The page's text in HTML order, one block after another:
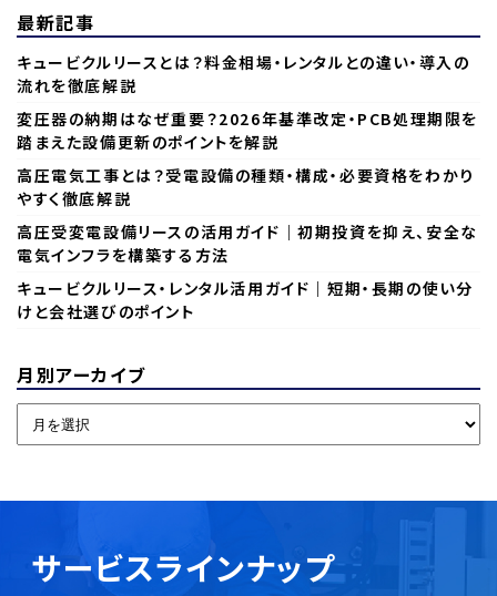
最新記事
キュービクルリースとは？料金相場・レンタルとの違い・導入の
流れを徹底解説
変圧器の納期はなぜ重要？2026年基準改定・PCB処理期限を
踏まえた設備更新のポイントを解説
高圧電気工事とは？受電設備の種類・構成・必要資格をわかり
やすく徹底解説
高圧受変電設備リースの活用ガイド｜初期投資を抑え、安全な
電気インフラを構築する方法
キュービクルリース・レンタル活用ガイド｜短期・長期の使い分
けと会社選びのポイント
月別アーカイブ
サービスラインナップ